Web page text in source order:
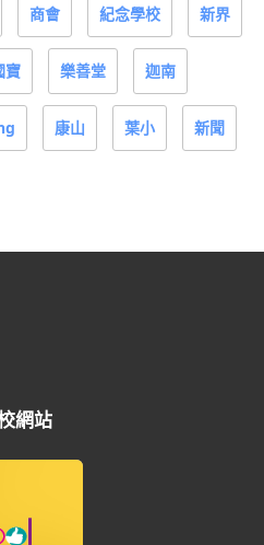
商會 紀念學校 新界
寶 樂善堂 迦南
康山 葉小 新聞
網站